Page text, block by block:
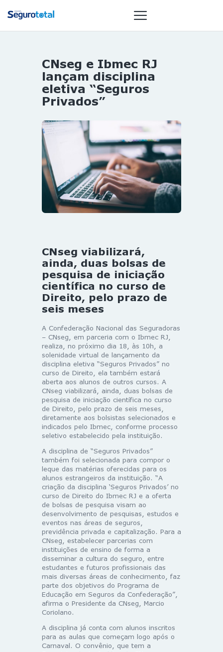
NOTÍCIAS
REVISTA
ESPECIAIS
OURO
ST SUMMIT
MULHERES
GESTORAS
HOMEST
HOME
CNseg e Ibmec RJ
lançam disciplina
eletiva “Seguros
Privados”
CNseg viabilizará,
ainda, duas bolsas de
pesquisa de iniciação
científica no curso de
Direito, pelo prazo de
seis meses
A Confederação Nacional das Seguradoras
– CNseg, em parceria com o Ibmec RJ,
realiza, no próximo dia 18, às 10h, a
solenidade virtual de lançamento da
disciplina eletiva “Seguros Privados” no
curso de Direito, ela também estará
aberta aos alunos de outros cursos. A
CNseg viabilizará, ainda, duas bolsas de
pesquisa de iniciação científica no curso
de Direito, pelo prazo de seis meses,
diretamente aos bolsistas selecionados e
indicados pelo Ibmec, conforme processo
seletivo estabelecido pela instituição.
A disciplina de “Seguros Privados”
também foi selecionada para compor o
leque das matérias oferecidas para os
alunos estrangeiros da instituição. “A
criação da disciplina ‘Seguros Privados’ no
curso de Direito do Ibmec RJ e a oferta
de bolsas de pesquisa visam ao
desenvolvimento de pesquisas, estudos e
eventos nas áreas de seguros,
previdência privada e capitalização. Para a
CNseg, estabelecer parcerias com
instituições de ensino de forma a
disseminar a cultura do seguro, entre
estudantes e futuros profissionais das
mais diversas áreas de conhecimento, faz
parte dos objetivos do Programa de
Educação em Seguros da Confederação”,
afirma o Presidente da CNseg, Marcio
Coriolano.
A disciplina já conta com alunos inscritos
para as aulas que começam logo após o
Carnaval. O convênio, que tem a